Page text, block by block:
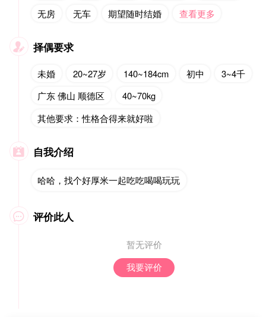
无房
无车 期望随时结婚 查看更多
 择偶要求
未婚 20~27岁 140~184cm 初中
3~4千
广东 佛山 顺德区
40~70kg
其他要求：性格合得来就好啦
 自我介绍
哈哈，找个好厚米一起吃吃喝喝玩玩
 评价此人
暂无评价
我要评价